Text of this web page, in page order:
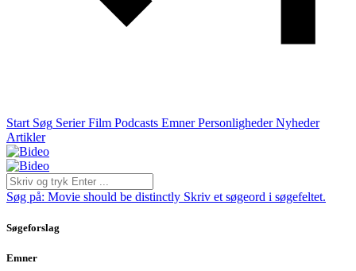
Start Søg Serier Film Podcasts Emner Personligheder Nyheder
Artikler
Søg på: Movie should be distinctly Skriv et søgeord i søgefeltet.
Søgeforslag
Emner